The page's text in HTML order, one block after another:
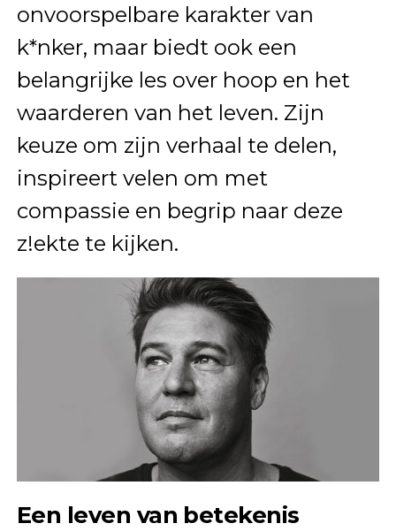
onvoorspelbare karakter van
k*nker, maar biedt ook een
belangrijke les over hoop en het
waarderen van het leven. Zijn
keuze om zijn verhaal te delen,
inspireert velen om met
compassie en begrip naar deze
z!ekte te kijken.
Een leven van betekenis